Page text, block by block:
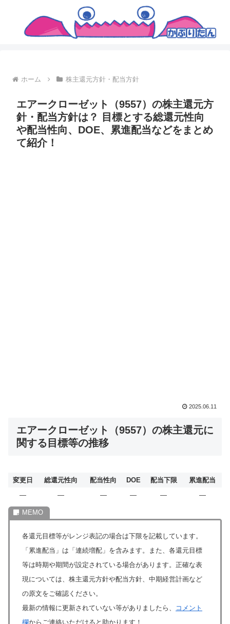
ホーム 株主還元方針・配当方針
エアークローゼット（9557）の株主還元方
針・配当方針は？ 目標とする総還元性向
や配当性向、DOE、累進配当などをまとめ
て紹介！
2025.06.11
エアークローゼット（9557）の株主還元に
関する目標等の推移
変更日 総還元性向 配当性向 DOE 配当下限
累進配当
―
― ― ― ― ―
各還元目標等がレンジ表記の場合は下限を記載しています。
「累進配当」は「連続増配」を含みます。また、各還元目標
等は時期や期間が設定されている場合があります。正確な表
現については、株主還元方針や配当方針、中期経営計画など
の原文をご確認ください。
最新の情報に更新されていない等がありましたら、
コメント
欄からご連絡いただけると助かります！